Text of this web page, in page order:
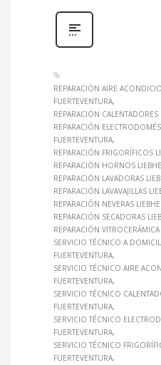
REPARACIÓN AIRE
FUERTEVENTURA
REPARACIÓN
REPARACIÓN
FUERTEVENTURA
REPARACIÓN FRIGORÍFICOS
REPARACIÓN HORNOS
REPARACIÓN LAVADORAS
REPARACIÓN LAVAVAJILLAS
REPARACIÓN NEVERAS
REPARACIÓN SECADORAS
REPARACIÓN
SERVICIO TÉCNICO A
FUERTEVENTURA
SERVICIO TÉCNICO AIRE
FUERTEVENTURA
SERVICIO TÉCNICO
FUERTEVENTURA
SERVICIO TÉCNICO
FUERTEVENTURA
SERVICIO TÉCNICO
FUERTEVENTURA